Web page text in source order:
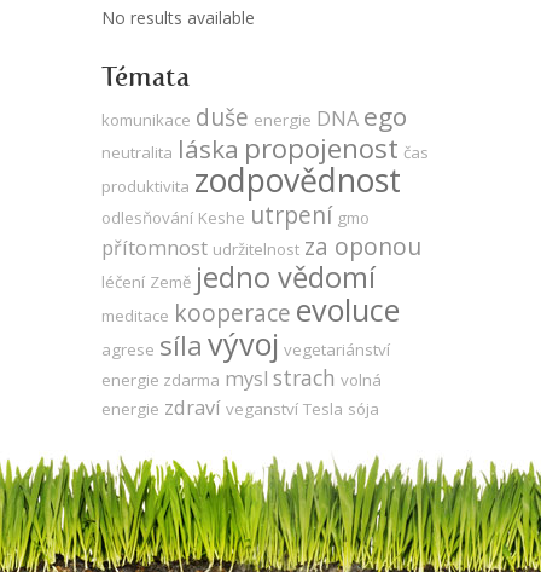
No results available
Témata
komunikace duše energie DNA ego
neutralita láska propojenost čas
produktivita zodpovědnost
odlesňování Keshe utrpení gmo
přítomnost udržitelnost za oponou
léčení Země jedno vědomí
meditace kooperace evoluce
agrese sílavývoj vegetariánství
energie zdarma mysl strach volná
energie zdraví veganství Tesla sója